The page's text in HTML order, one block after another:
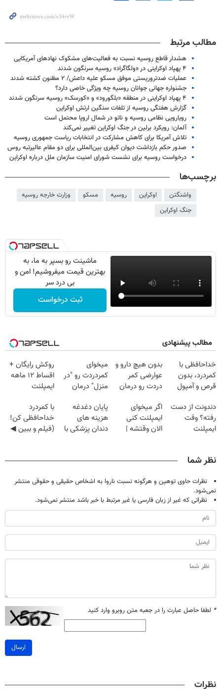
مطالب مرتبط
هشدار قاطع روسیه نسبت به فعالیت‌های مشکوک نهادهای آمریکایی
۴ پهپاد اوکراینی در «ولگاگراد» روسیه سرنگون شدند
عملیات ضدتروریستی موفق مسکو علیه داعش/ ۲ مظنون کشته شدند
جشنواره جهانی جوانان روسیه چه ویژگی خاصی دارد؟
۴ پهپاد اوکراینی در منطقه «بلگورود» و «کورسک» روسیه سرنگون شدند
گزارش هفتگی روسیه از تلفات سنگین ارتش اوکراین
رویارویی نظامی روسیه و ناتو در شمال اروپا محتمل است
آلمان: رویکرد برلین در جنگ اوکراین تغییر نمی‌کند
تلاش آمریکا برای کاهش مشارکت در انتخابات ریاست جمهوری روسیه
صدور حکم بازداشت دیوان کیفری بین‌المللی برای دو مقام عالیرتبه روس
درخواست روسیه برای نشست شورای امنیت سازمان ملل درباره اوکراین
برچسب‌ها
واشنگتن اوکراین روسیه مسکو
وزارت خارجه روسیه
جنگ اوکراین
ماشینت رو بسپر به ما، به
بهترین قیمت میفروشیم! امن و
بی درد سر
ثبت درخواست
مطالب پیشنهادی
خداحافظی با
کمردرد، بدون
قرص و آمپول
بدون هیچ دارو و
عوارضی کمر
دردت رو درمان
(پرسش‌نامه)
میخوای
کمردردت رو "در
منزل" درمان
◂پرسش‌نامه)
روکش رایگان +
اقساط ۱۲ ماهه
ایمپلنت
دندونت از دست
رفته؟ وقت
ایمپلنت
اگر میخوای
ایمپلنت کنی
الان وقتشه |
پایان دغدغه
هزینه های
دندان پزشکی با
با کمردرد
خداحافظی کن!
(فیلم و ببین ◀
نظر شما
نظرات حاوی توهین و هرگونه نسبت ناروا به اشخاص حقیقی و حقوقی منتشر
نمی‌شود.
نظراتی که غیر از زبان فارسی یا غیر مرتبط با خبر باشد منتشر نمی‌شود.
* لطفا حاصل عبارت را در جعبه متن روبرو وارد کنید
ارسال
نظرات